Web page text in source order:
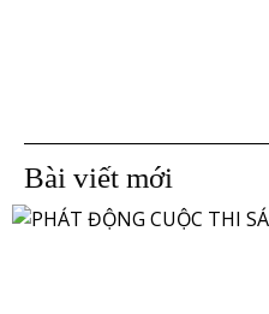
Bài viết mới